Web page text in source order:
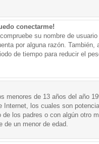
conectarme!
su nombre de
por alguna razón.
de tiempo para reducir el
menores de 13 años del año
los cuales son
los padres o con algún otro
de un menor de edad.